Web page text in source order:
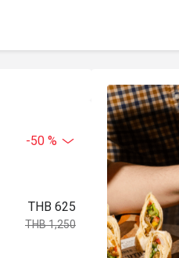
-50 %
THB 625
THB 1,250